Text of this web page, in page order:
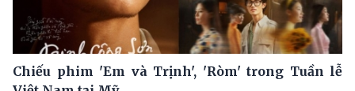
Chiếu phim 'Em và Trịnh', 'Ròm' trong Tuần lễ